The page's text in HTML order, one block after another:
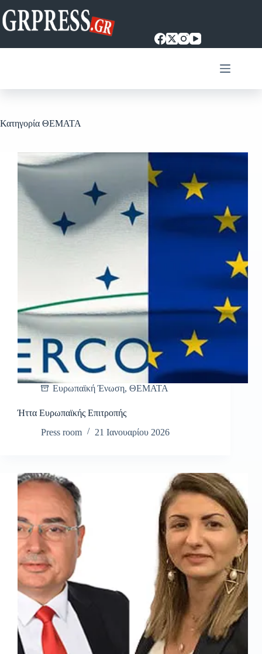
στο
περιεχόμενο
Κατηγορία ΘΕΜΑΤΑ
Ευρωπαϊκή Ένωση, ΘΕΜΑΤΑ
Ήττα Ευρωπαϊκής Επιτροπής
Press room
21 Ιανουαρίου 2026